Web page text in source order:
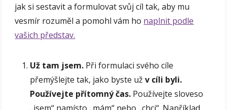
jak si sestavit a formulovat svůj cíl tak, aby mu
vesmír rozuměl a pomohl vám ho naplnit podle
vašich představ.
Už tam jsem. Při formulaci svého cíle
přemýšlejte tak, jako byste užv cíli byli.
Používejte přítomný čas. Používejte sloveso